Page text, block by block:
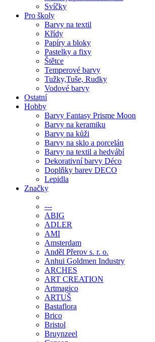
Svíčky
Pro školy
Barvy na textil
Křídy
Papíry a bloky
Pastelky a fixy
Štětce
Temperové barvy
Tužky,Tuše, Rudky
Vodové barvy
Ostatní
Hobby
Barvy Fantasy Prisme Moon
Barvy na keramiku
Barvy na kůži
Barvy na sklo a porcelán
Barvy na textil a hedvábí
Dekorativní barvy Déco
Doplňky barev DECO
Lepidla
Značky
---
ABIG
ADLER
AMI
Amsterdam
Anděl Přerov s. r. o.
Anhui Goldmen Industry
ARCHES
ART CREATION
Artmagico
ARTUŠ
Bastaflora
Brico
Bristol
Bruynzeel